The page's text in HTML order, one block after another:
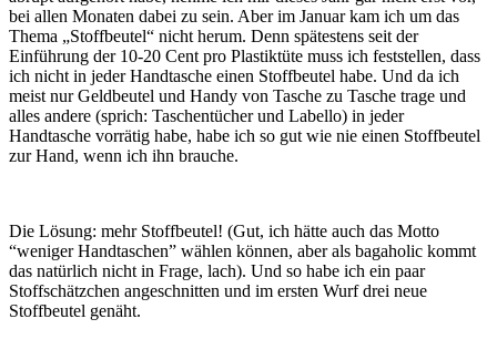
bei allen Monaten dabei zu sein. Aber im Januar kam ich um das
Thema „Stoffbeutel“ nicht herum. Denn spätestens seit der
Einführung der 10-20 Cent pro Plastiktüte muss ich feststellen, dass
ich nicht in jeder Handtasche einen Stoffbeutel habe. Und da ich
meist nur Geldbeutel und Handy von Tasche zu Tasche trage und
alles andere (sprich: Taschentücher und Labello) in jeder
Handtasche vorrätig habe, habe ich so gut wie nie einen Stoffbeutel
zur Hand, wenn ich ihn brauche.
Die Lösung: mehr Stoffbeutel! (Gut, ich hätte auch das Motto
“weniger Handtaschen” wählen können, aber als bagaholic kommt
das natürlich nicht in Frage, lach). Und so habe ich ein paar
Stoffschätzchen angeschnitten und im ersten Wurf drei neue
Stoffbeutel genäht.